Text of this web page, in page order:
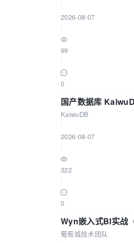
2026-08-07
99
0
国产数据库
KaiwuDB
2026-08-07
322
0
Wyn嵌入式BI实战
葡萄城技术团队